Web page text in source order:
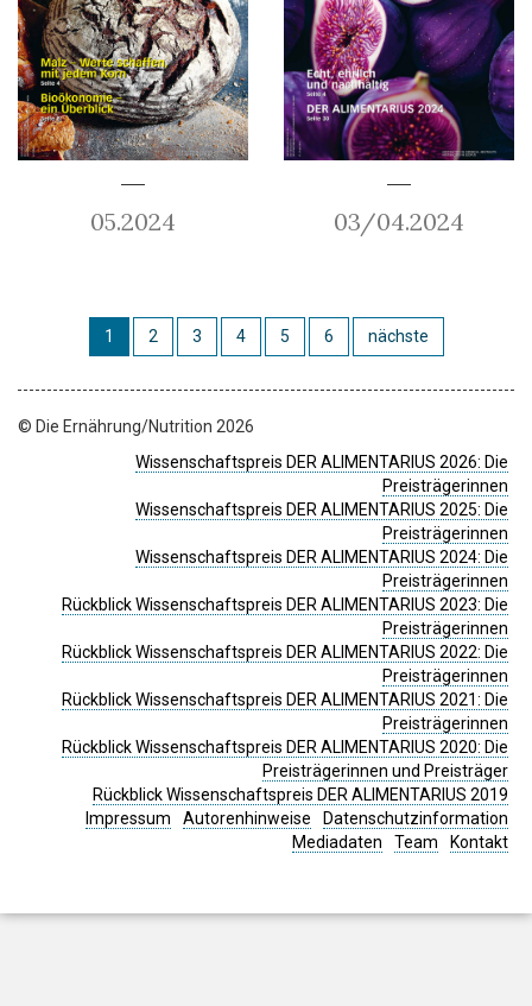
05.2024 03/04.2024
1 2 3 4 5 6 nächste
© Die Ernährung/Nutrition 2026
Wissenschaftspreis DER ALIMENTARIUS 2026: Die
Preisträgerinnen
Wissenschaftspreis DER ALIMENTARIUS 2025: Die
Preisträgerinnen
Wissenschaftspreis DER ALIMENTARIUS 2024: Die
Preisträgerinnen
Rückblick Wissenschaftspreis DER ALIMENTARIUS 2023: Die
Preisträgerinnen
Rückblick Wissenschaftspreis DER ALIMENTARIUS 2022: Die
Preisträgerinnen
Rückblick Wissenschaftspreis DER ALIMENTARIUS 2021: Die
Preisträgerinnen
Rückblick Wissenschaftspreis DER ALIMENTARIUS 2020: Die
Preisträgerinnen und Preisträger
Rückblick Wissenschaftspreis DER ALIMENTARIUS 2019
Impressum
Autorenhinweise
Datenschutzinformation
Mediadaten
Team Kontakt